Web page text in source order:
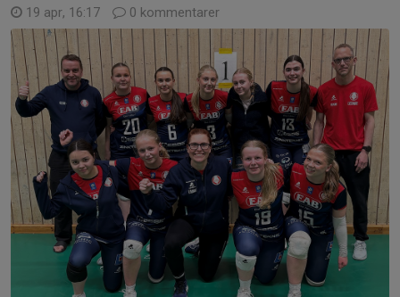
19 apr, 16:17 0 kommentarer